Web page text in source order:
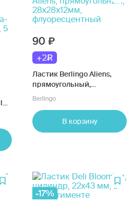
90
+2
Ластик Berlingo Aliens,
прямоугольный,
28х28х12мм,
Berlingo
В корзину
-17%